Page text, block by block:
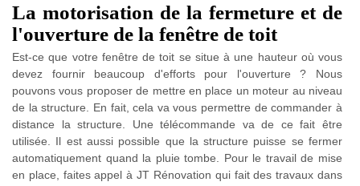
La motorisation de la fermeture et de
l'ouverture de la fenêtre de toit
Est-ce que votre fenêtre de toit se situe à une hauteur où vous
devez fournir beaucoup d'efforts pour l'ouverture ? Nous
pouvons vous proposer de mettre en place un moteur au niveau
de la structure. En fait, cela va vous permettre de commander à
distance la structure. Une télécommande va de ce fait être
utilisée. Il est aussi possible que la structure puisse se fermer
automatiquement quand la pluie tombe. Pour le travail de mise
en place, faites appel à JT Rénovation qui fait des travaux dans